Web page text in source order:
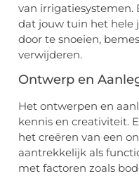
van irrigatiesystemen.
dat jouw tuin het hele
door te snoeien,
verwijderen.
Ontwerp en
Het ontwerpen en
kennis en creativiteit.
het creëren van een
aantrekkelijk als
met factoren zoals